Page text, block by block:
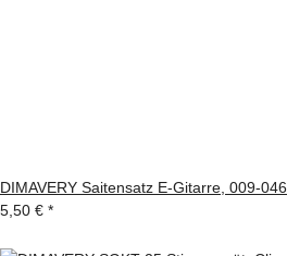
DIMAVERY Saitensatz E-Gitarre, 009-046
5,50 € *